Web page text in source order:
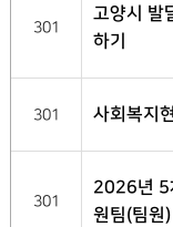
301
고양시 발
하기
301 사회복지
301
2026년 5
원팀(팀원